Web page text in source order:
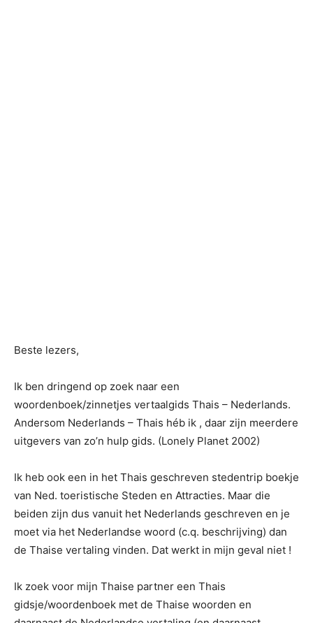
Beste lezers,
Ik ben dringend op zoek naar een
woordenboek/zinnetjes vertaalgids Thais – Nederlands.
Andersom Nederlands – Thais héb ik , daar zijn meerdere
uitgevers van zo’n hulp gids. (Lonely Planet 2002)
Ik heb ook een in het Thais geschreven stedentrip boekje
van Ned. toeristische Steden en Attracties. Maar die
beiden zijn dus vanuit het Nederlands geschreven en je
moet via het Nederlandse woord (c.q. beschrijving) dan
de Thaise vertaling vinden. Dat werkt in mijn geval niet !
Ik zoek voor mijn Thaise partner een Thais
gidsje/woordenboek met de Thaise woorden en